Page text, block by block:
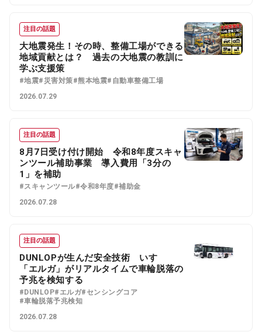
注目の話題
大地震発生！その時、整備工場ができる
地域貢献とは？ 過去の大地震の教訓に
学ぶ支援策
#地震#災害対策#熊本地震#自動車整備工場
2026.07.29
注目の話題
8月7日受け付け開始 令和8年度スキャ
ンツール補助事業 導入費用「3分の
1」を補助
#スキャンツール#令和8年度#補助金
2026.07.28
注目の話題
DUNLOPが生んだ安全技術 いすゞ
「エルガ」がリアルタイムで車輪脱落の
予兆を検知する
#DUNLOP#エルガ#センシングコア
#車輪脱落予兆検知
2026.07.28